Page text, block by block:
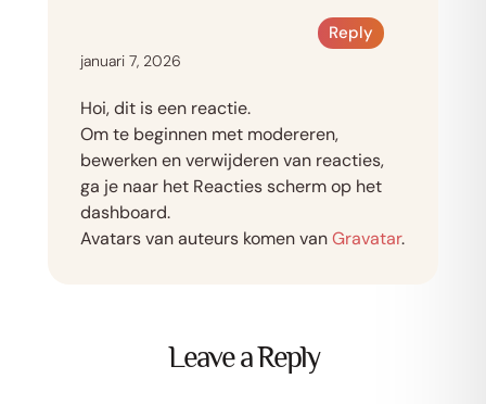
Reply
januari 7, 2026
Hoi, dit is een reactie.
Om te beginnen met modereren,
bewerken en verwijderen van reacties,
ga je naar het Reacties scherm op het
dashboard.
Avatars van auteurs komen vanGravatar.
Leave a Reply